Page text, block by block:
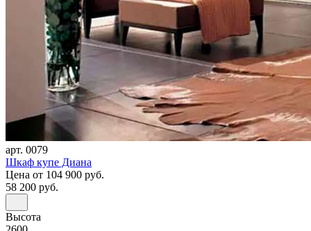
арт. 0079
Шкаф купе Диана
Цена от 104 900 руб.
58 200 руб.
Высота